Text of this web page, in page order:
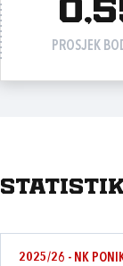
PROSJEK
2025/26 - NK